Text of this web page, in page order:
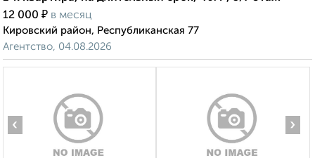
12 000 ₽ в месяц
Кировский район, Республиканская 77
Агентство, 04.08.2026
‹ ›